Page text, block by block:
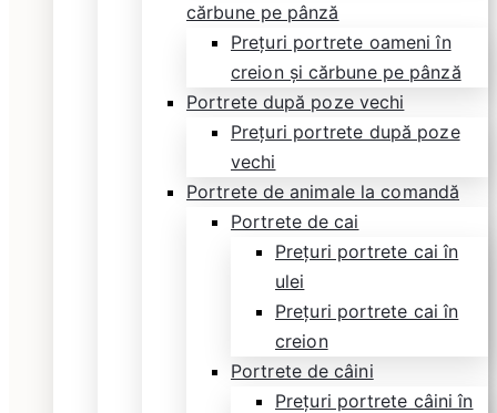
cărbune pe pânză
Prețuri portrete oameni în
creion și cărbune pe pânză
Portrete după poze vechi
Prețuri portrete după poze
vechi
Portrete de animale la comandă
Portrete de cai
Prețuri portrete cai în
ulei
Prețuri portrete cai în
creion
Portrete de câini
Prețuri portrete câini în